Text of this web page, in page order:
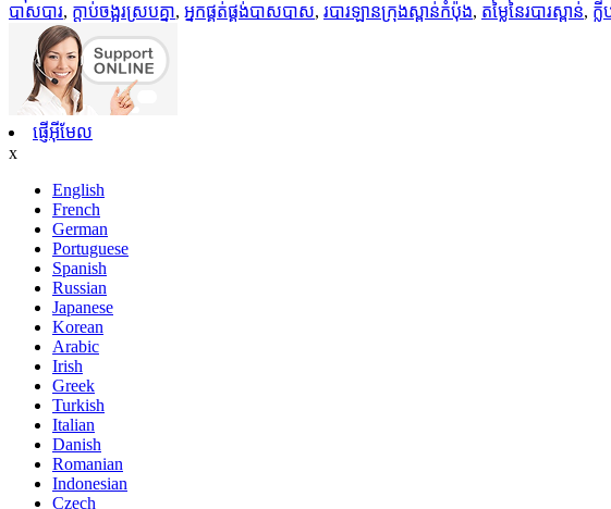
បាសបារ, ក្ដាប់ចង្អូរស្របគ្នា, អ្នកផ្គត់ផ្គង់បាសបាស, របារឡានក្រុងស្ពាន់កំប៉ុង, តម្លៃនៃរបារស្ពាន់, ក្
ផ្ញើអ៊ីមែល
x
English
French
German
Portuguese
Spanish
Russian
Japanese
Korean
Arabic
Irish
Greek
Turkish
Italian
Danish
Romanian
Indonesian
Czech